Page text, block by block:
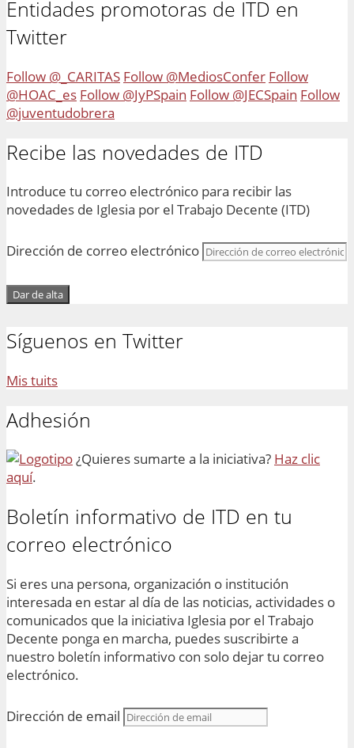
Entidades promotoras de ITD en
Twitter
Follow @_CARITAS Follow @MediosConfer Follow
@HOAC_es Follow @JyPSpain Follow @JECSpain Follow
@juventudobrera
Recibe las novedades de ITD
Introduce tu correo electrónico para recibir las
novedades de Iglesia por el Trabajo Decente (ITD)
Dirección de correo electrónico
Dar de alta
Síguenos en Twitter
Mis tuits
Adhesión
¿Quieres sumarte a la iniciativa? Haz clic
aquí.
Boletín informativo de ITD en tu
correo electrónico
Si eres una persona, organización o institución
interesada en estar al día de las noticias, actividades o
comunicados que la iniciativa Iglesia por el Trabajo
Decente ponga en marcha, puedes suscribirte a
nuestro boletín informativo con solo dejar tu correo
electrónico.
Dirección de email